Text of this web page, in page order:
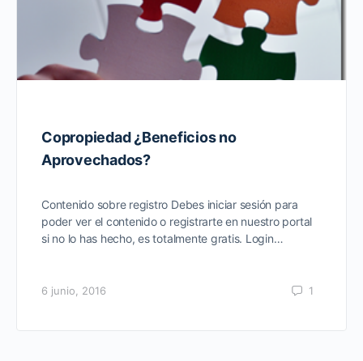
Copropiedad ¿Beneficios no
Aprovechados?
Contenido sobre registro Debes iniciar sesión para
poder ver el contenido o registrarte en nuestro portal
si no lo has hecho, es totalmente gratis. Login…
6 junio, 2016 1